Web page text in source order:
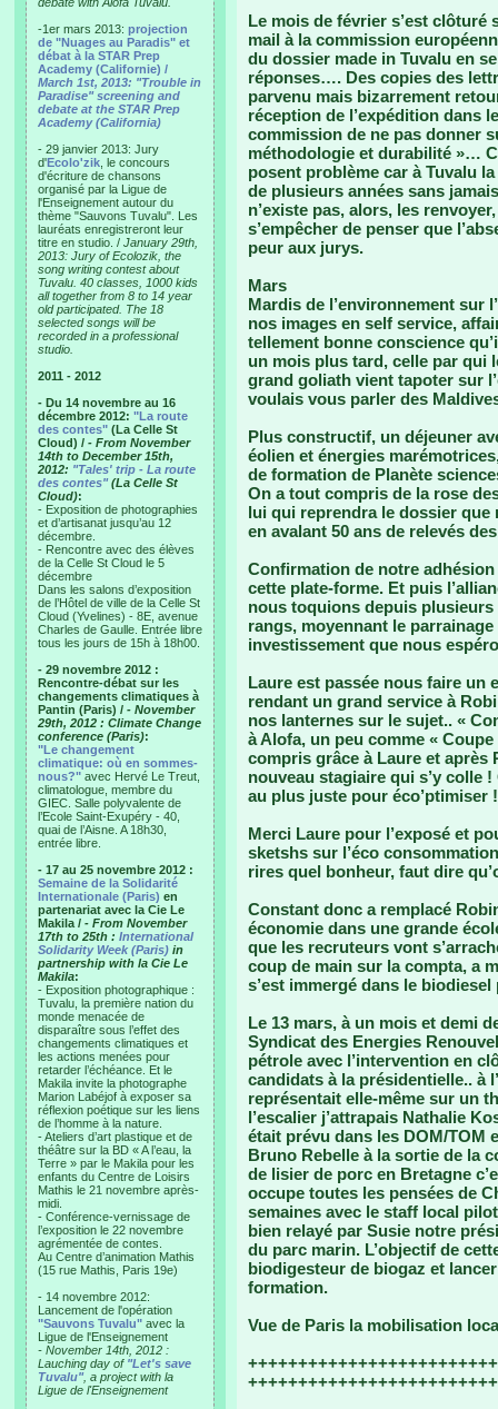
-1er mars 2013: projection
de "Nuages au Paradis" et
débat à la STAR Prep
Academy (Californie) /
March 1st, 2013: "Trouble in
Paradise" screening and
debate at the STAR Prep
Academy (California)
- 29 janvier 2013: Jury
d'Ecolo'zik , le concours
d'écriture de chansons
organisé par la Ligue de
l'Enseignement autour du
thème "Sauvons Tuvalu". Les
lauréats enregistreront leur
titre en studio. / January 29th,
2013: Jury of Ecolozik, the
song writing contest about
Tuvalu. 40 classes, 1000 kids
all together from 8 to 14 year
old participated. The 18
selected songs will be
recorded in a professional
studio.
2011 - 2012
- Du 14 novembre au 16
décembre 2012: "La route
des contes" (La Celle St
Cloud) / - From November
14th to December 15th,
2012: "Tales' trip - La route
des contes"(La Celle St
Cloud):
- Exposition de photographies
et d’artisanat jusqu’au 12
décembre.
- Rencontre avec des élèves
de la Celle St Cloud le 5
décembre
Dans les salons d’exposition
de l’Hôtel de ville de la Celle St
Cloud (Yvelines) - 8E, avenue
Charles de Gaulle. Entrée libre
tous les jours de 15h à 18h00.
- 29 novembre 2012 :
Rencontre-débat sur les
changements climatiques à
Pantin (Paris) / - November
29th, 2012 : Climate Change
conference (Paris):
"Le changement
climatique: où en sommes-
nous?" avec Hervé Le Treut,
climatologue, membre du
GIEC. Salle polyvalente de
l’Ecole Saint-Exupéry - 40,
quai de l’Aisne. A 18h30,
entrée libre.
- 17 au 25 novembre 2012 :
Semaine de la Solidarité
Internationale (Paris) en
partenariat avec la Cie Le
Makila / - From November
17th to 25th : International
Solidarity Week (Paris) in
partnership with la Cie Le
Makila:
- Exposition photographique :
Tuvalu, la première nation du
monde menacée de
disparaître sous l’effet des
changements climatiques et
les actions menées pour
retarder l’échéance. Et le
Makila invite la photographe
Marion Labéjof à exposer sa
réflexion poétique sur les liens
de l’homme à la nature.
- Ateliers d’art plastique et de
théâtre sur la BD « A l’eau, la
Terre » par le Makila pour les
enfants du Centre de Loisirs
Mathis le 21 novembre après-
midi.
- Conférence-vernissage de
l’exposition le 22 novembre
agrémentée de contes.
Au Centre d’animation Mathis
(15 rue Mathis, Paris 19e)
- 14 novembre 2012:
Lancement de l'opération
"Sauvons Tuvalu" avec la
Ligue de l'Enseignement
- November 14th, 2012 :
Lauching day of "Let's save
Tuvalu", a project with la
Ligue de l'Enseignement
Le mois de février s’est
mail à la commission
du dossier made in Tuvalu en
réponses…. Des copies des
parvenu mais bizarrement
réception de l’expédition dans
commission de ne pas donner
méthodologie et durabilité »…
posent problème car à Tuvalu
de plusieurs années sans
n’existe pas, alors, les
s’empêcher de penser que
peur aux jurys.
Mars
Mardis de l’environnement sur
nos images en self service,
tellement bonne conscience
un mois plus tard, celle par qui
grand goliath vient tapoter sur
voulais vous parler des
Plus constructif, un déjeuner
éolien et énergies
de formation de Planète
On a tout compris de la rose
lui qui reprendra le dossier que
en avalant 50 ans de relevés
Confirmation de notre
cette plate-forme. Et puis
nous toquions depuis
rangs, moyennant le
investissement que nous
Laure est passée nous faire un
rendant un grand service à
nos lanternes sur le sujet.. «
à Alofa, un peu comme «
compris grâce à Laure et après
nouveau stagiaire qui s’y colle
au plus juste pour éco’ptimiser
Merci Laure pour l’exposé et
sketshs sur l’éco
rires quel bonheur, faut dire
Constant donc a remplacé
économie dans une grande
que les recruteurs vont
coup de main sur la compta, a
s’est immergé dans le
Le 13 mars, à un mois et demi
Syndicat des Energies
pétrole avec l’intervention en
candidats à la présidentielle.. à
représentait elle-même sur un
l’escalier j’attrapais Nathalie
était prévu dans les DOM/TOM
Bruno Rebelle à la sortie de la
de lisier de porc en Bretagne
occupe toutes les pensées de
semaines avec le staff local
bien relayé par Susie notre
du parc marin. L’objectif de
biodigesteur de biogaz et
formation.
Vue de Paris la mobilisation